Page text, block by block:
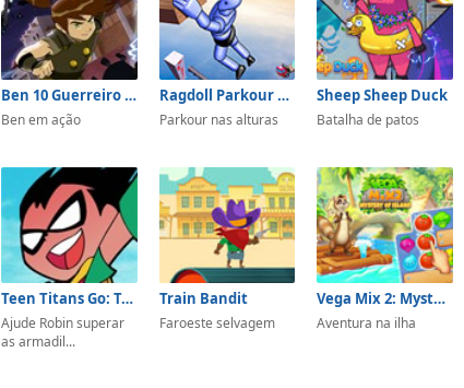
Ben 10 Guerreiro Samurai
Ben em ação
Ragdoll Parkour Simulator
Parkour nas alturas
Sheep Sheep Duck
Batalha de patos
Teen Titans Go: Tower Lockdown
Ajude Robin superar
as armadil...
Train Bandit
Faroeste selvagem
Vega Mix 2: Mystery of Island
Aventura na ilha